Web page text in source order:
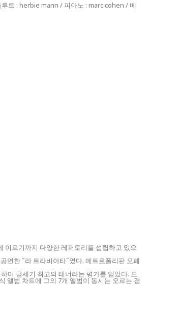
루트 : herbie mann / 피아노 : marc cohen / 베
이르기까지 다양한 레퍼토리를 섭렵하고 있으
연한 ˝라 트라비아타˝였다. 메트로폴리판 오페
며 금세기 최고의 테너라는 평가를 얻었다. 도
앨범 차트에 그의 7개 앨범이 동시는 오르는 경